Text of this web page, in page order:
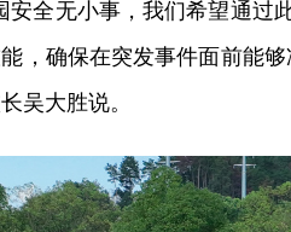
安全无小事，我们希望通过
，确保在突发事件面前能
吴大胜说。